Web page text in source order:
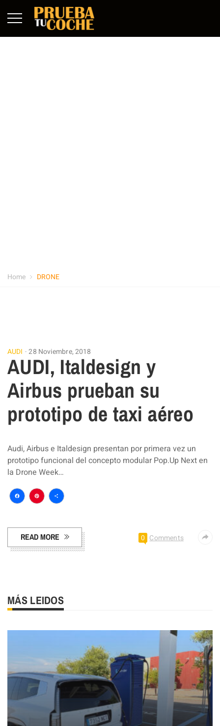
Home DRONE
AUDI 28 Noviembre, 2018
AUDI, Italdesign y
Airbus prueban su
prototipo de taxi aéreo
Audi, Airbus e Italdesign presentan por primera vez un
prototipo funcional del concepto modular Pop.Up Next en
la Drone Week…
Facebook
Pinterest
Compartir
READ MORE 0 Comments
MÁS LEIDOS